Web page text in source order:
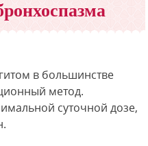
в большинстве
метод.
суточной дозе,